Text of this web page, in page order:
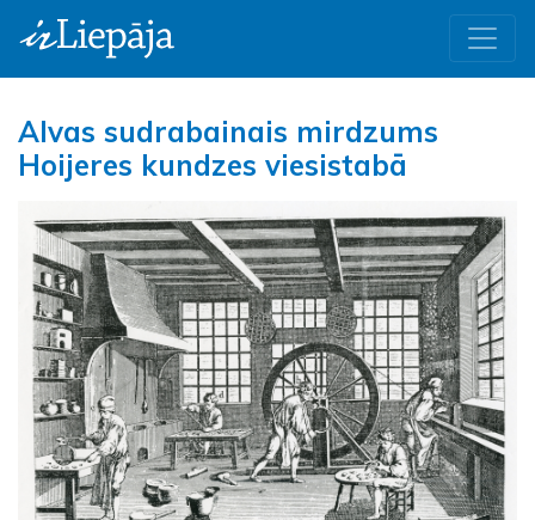
Alvas sudrabainais mirdzums
Hoijeres kundzes viesistabā